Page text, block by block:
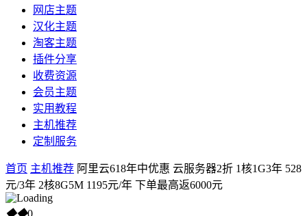
网店主题
汉化主题
淘客主题
插件分享
收费资源
会员主题
实用教程
主机推荐
定制服务
首页 主机推荐 阿里云618年中优惠 云服务器2折 1核1G3年 528
元/3年 2核8G5M 1195元/年 下单最高返6000元
◆◆0